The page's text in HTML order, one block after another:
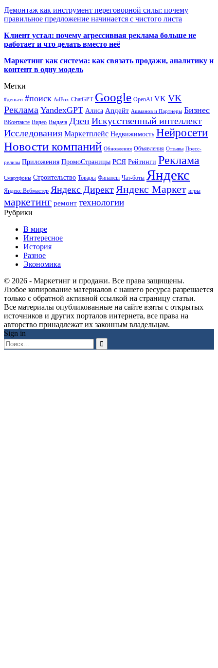
Демонтаж как инструмент переговорной силы: почему
правильное предложение начинается с чистого листа
Клиент устал: почему агрессивная реклама больше не
работает и что делать вместо неё
Маркетинг как система: как связать продажи, аналитику и
контент в одну модель
Метки
#деньги #поиск AdFox ChatGPT Google OpenAI VK VK
Реклама YandexGPT Алиса Апдейт Ашманов и Партнеры Бизнес
ВКонтакте Видео Выдача ДзенИскусственный интеллект
Исследования Маркетплейс Недвижимость Нейросети
Новости компаний Обновления Объявления Отзывы Пресс-
релизы Приложения ПромоСтраницы РСЯ Рейтинги Реклама
Смартфоны Строительство Товары Финансы Чат-боты Яндекс
Яндекс.Вебмастер Яндекс Директ Яндекс Маркет игры
маркетинг ремонт технологии
Рубрики
В мире
Интересное
История
Разное
Экономика
© 2026 - Маркетинг и продажи. Все права защищены.
Любое копирование материалов с нашего ресурса разрешается
только с обратной активной ссылкой на страницу статьи.
Все материалы опубликованные на сайте взяты с открытых
источников и других порталов интернета, все права на
авторство принадлежат их законным владельцам.
Sign in